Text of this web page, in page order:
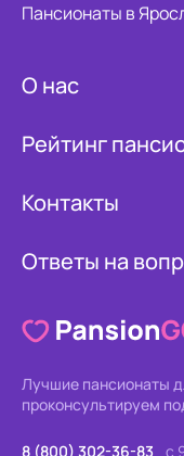
Пансионаты в
О нас
Рейтинг
Контакты
Ответы на
Лучшие пансионаты
проконсультируем
8 (800) 302-36-83 с